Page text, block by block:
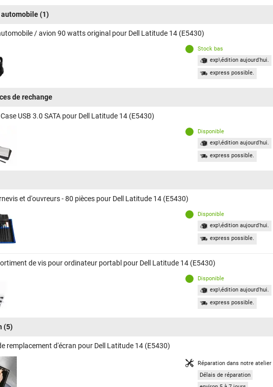
automobile(1)
/ avion 90 watts original pour Dell Latitude 14 (E5430)
Stock bas
exp\édition aujourd'hui.
express possible.
de rechange
USB 3.0 SATA pour Dell Latitude 14 (E5430)
Disponible
exp\édition aujourd'hui.
express possible.
et d'ouvreurs - 80 pièces pour Dell Latitude 14 (E5430)
Disponible
exp\édition aujourd'hui.
express possible.
de vis pour ordinateur portabl pour Dell Latitude 14 (E5430)
Disponible
exp\édition aujourd'hui.
express possible.
(5)
remplacement d'écran pour Dell Latitude 14 (E5430)
Réparation dans notre atelier
Délais de réparation